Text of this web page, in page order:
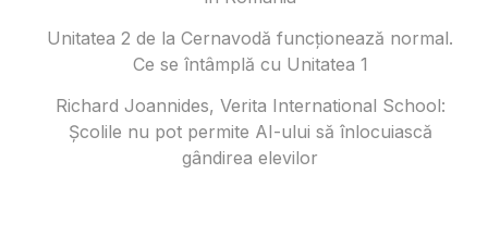
Unitatea 2 de la Cernavodă funcționează normal.
Ce se întâmplă cu Unitatea 1
Richard Joannides, Verita International School:
Școlile nu pot permite AI-ului să înlocuiască
gândirea elevilor